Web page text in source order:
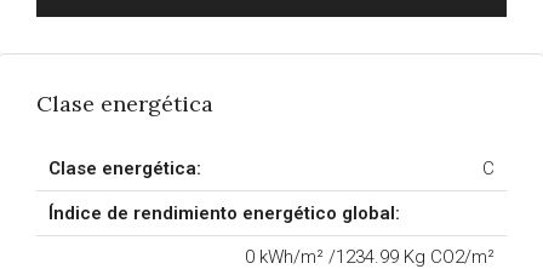
Clase energética
Clase energética: C
Índice de rendimiento energético global:
0 kWh/m² /1234.99 Kg CO2/m²